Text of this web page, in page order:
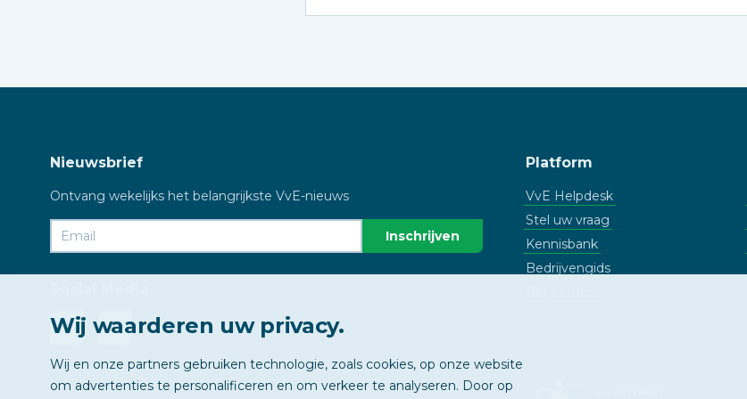
Nieuwsbrief
Ontvang wekelijks het belangrijkste VvE-nieuws
Platform
VvE Helpdesk
Stel uw vraag
Kennisbank
Bedrijvengids
Wij waarderen uw privacy.
Wij en onze partners gebruiken technologie, zoals cookies, op onze website
om advertenties te personalificeren en om verkeer te analyseren. Door op